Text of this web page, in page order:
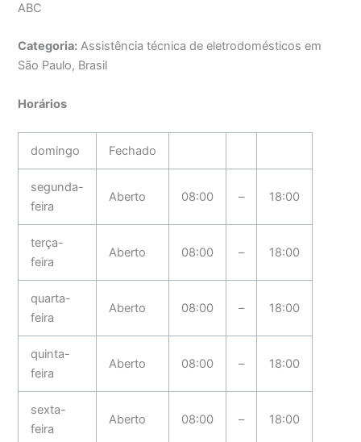
ABC
Categoria: Assistência técnica de eletrodomésticos em
São Paulo, Brasil
Horários
domingo Fechado
segunda-
feira
Aberto 08:00 – 18:00
terça-
feira
Aberto 08:00 – 18:00
quarta-
feira
Aberto 08:00 – 18:00
quinta-
feira
Aberto 08:00 – 18:00
sexta-
feira
Aberto 08:00 – 18:00